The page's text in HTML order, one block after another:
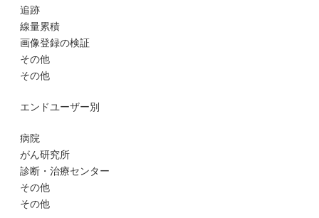
追跡
線量累積
画像登録の検証
その他
その他
エンドユーザー別
病院
がん研究所
診断・治療センター
その他
その他